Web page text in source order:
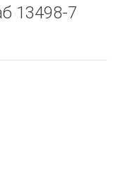
13498-7